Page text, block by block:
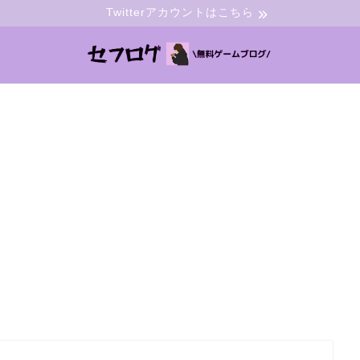
Twitterアカウントはこちら